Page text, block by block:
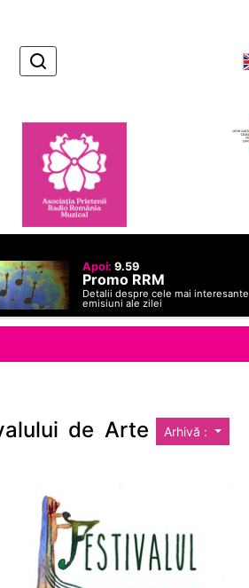
Apoi: 9.59
Promo RRM
Detalii despre cele mai interesante
emisiuni ale zilei
Arhivă :
de Arte